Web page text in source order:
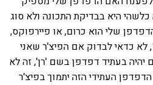
היא בבדיקת התכונה ולא סוג
שלי הוא כרום, או פיירפוקס,
או אקספלורר מגרסה 9 או 10, לא כדאי לבדוק אם הפיצ'ר שאני
יהיה בעתיד דפדפן בשם 'רן', זה לא
העתידי הזה יתמוך בפיצ'ר